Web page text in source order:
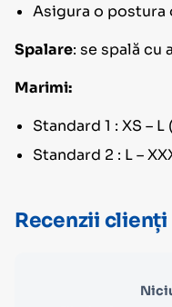
Asigura o postura
Spalare: se spală cu
Marimi:
Standard 1 : XS –
Standard 2 : L –
Recenzii clienți